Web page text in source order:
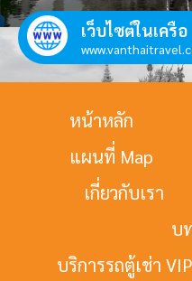
เว็บไซต์ในเครือ
หน้าหลัก
แผนที่ Map
เกี่ยวกับเรา
บ
บริการรถตู้เช่า